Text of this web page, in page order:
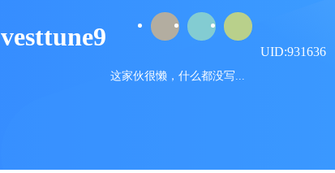
vesttune9 UID:931636
这家伙很懒，什么都没写...